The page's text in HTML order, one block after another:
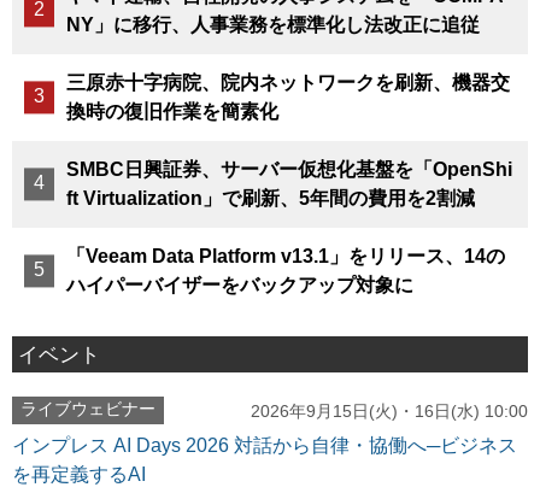
NY」に移行、人事業務を標準化し法改正に追従
三原赤十字病院、院内ネットワークを刷新、機器交
換時の復旧作業を簡素化
SMBC日興証券、サーバー仮想化基盤を「OpenShi
ft Virtualization」で刷新、5年間の費用を2割減
「Veeam Data Platform v13.1」をリリース、14の
ハイパーバイザーをバックアップ対象に
イベント
ライブウェビナー 2026年9月15日(火)・16日(水) 10:00
インプレス AI Days 2026 対話から自律・協働へ─ビジネス
を再定義するAI